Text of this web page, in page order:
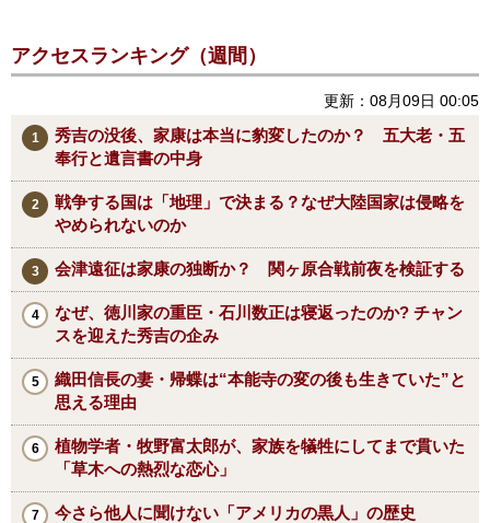
アクセスランキング（週間）
更新：08月09日 00:05
秀吉の没後、家康は本当に豹変したのか？ 五大老・五
奉行と遺言書の中身
戦争する国は「地理」で決まる？なぜ大陸国家は侵略を
やめられないのか
会津遠征は家康の独断か？ 関ヶ原合戦前夜を検証する
なぜ、徳川家の重臣・石川数正は寝返ったのか? チャン
スを迎えた秀吉の企み
織田信長の妻・帰蝶は“本能寺の変の後も生きていた”と
思える理由
植物学者・牧野富太郎が、家族を犠牲にしてまで貫いた
「草木への熱烈な恋心」
今さら他人に聞けない「アメリカの黒人」の歴史